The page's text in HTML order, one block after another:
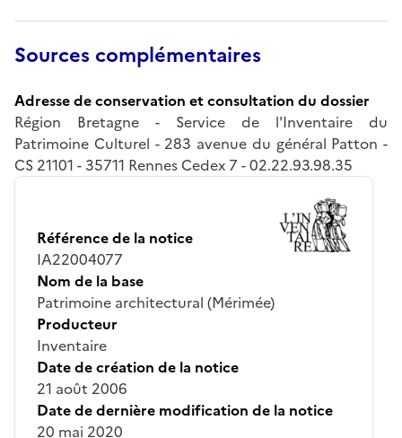
Sources complémentaires
Adresse de conservation et consultation du dossier
Région Bretagne - Service de l'Inventaire du
Patrimoine Culturel - 283 avenue du général Patton -
CS 21101 - 35711 Rennes Cedex 7 - 02.22.93.98.35
Référence de la notice
IA22004077
Nom de la base
Patrimoine architectural (Mérimée)
Producteur
Inventaire
Date de création de la notice
21 août 2006
Date de dernière modification de la notice
20 mai 2020